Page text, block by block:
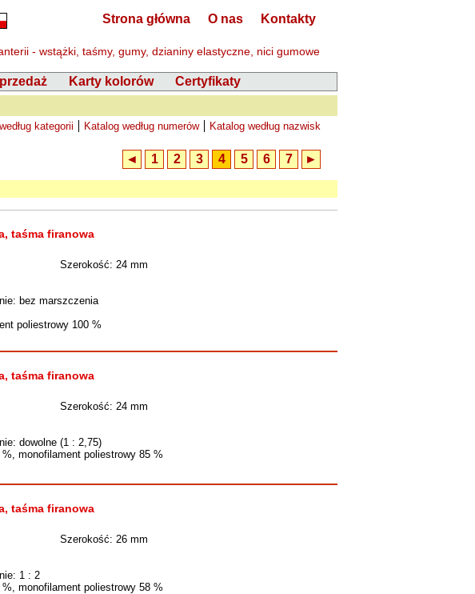
- wstążki, taśmy, gumy, dzianiny elastyczne, nici gumowe
Kontakty
O nas
Strona główna
Karty kolorów
Certyfikaty
Katalog według nazwisk
Katalog według numerów
kategorii
►
7
6
5
4
3
2
1
◄
taśma firanowa
Szerokość: 24 mm
bez marszczenia
poliestrowy 100 %
taśma firanowa
Szerokość: 24 mm
dowolne (1 : 2,75)
%, monofilament poliestrowy 85 %
taśma firanowa
Szerokość: 26 mm
1 : 2
%, monofilament poliestrowy 58 %